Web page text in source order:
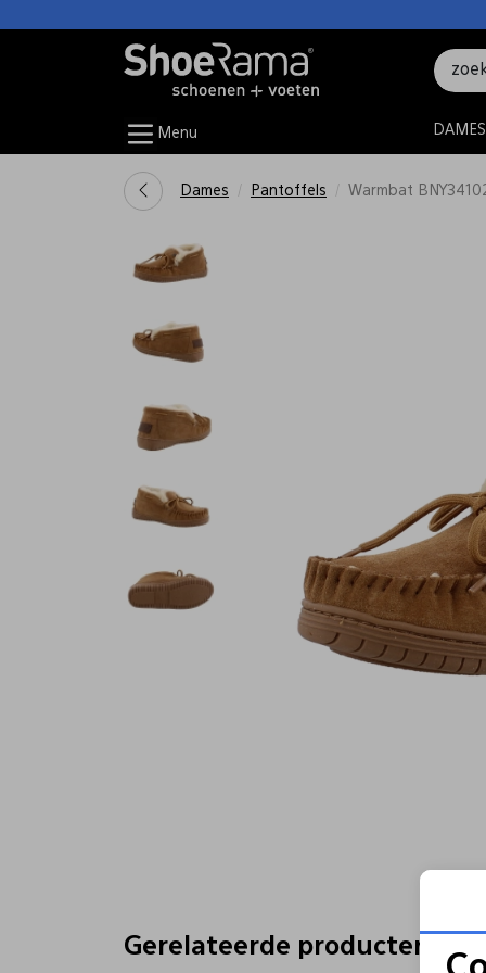
Menu DAMES
Dames Pantoffels Warmbat
Gerelateerde producten